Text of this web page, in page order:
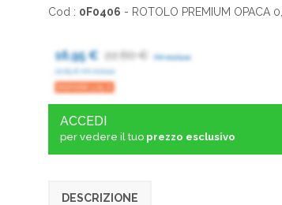
Cod : 0F0406 - ROTOLO PREMIUM OPACA
ACCEDI
per vedere il tuo prezzo esclusivo
DESCRIZIONE